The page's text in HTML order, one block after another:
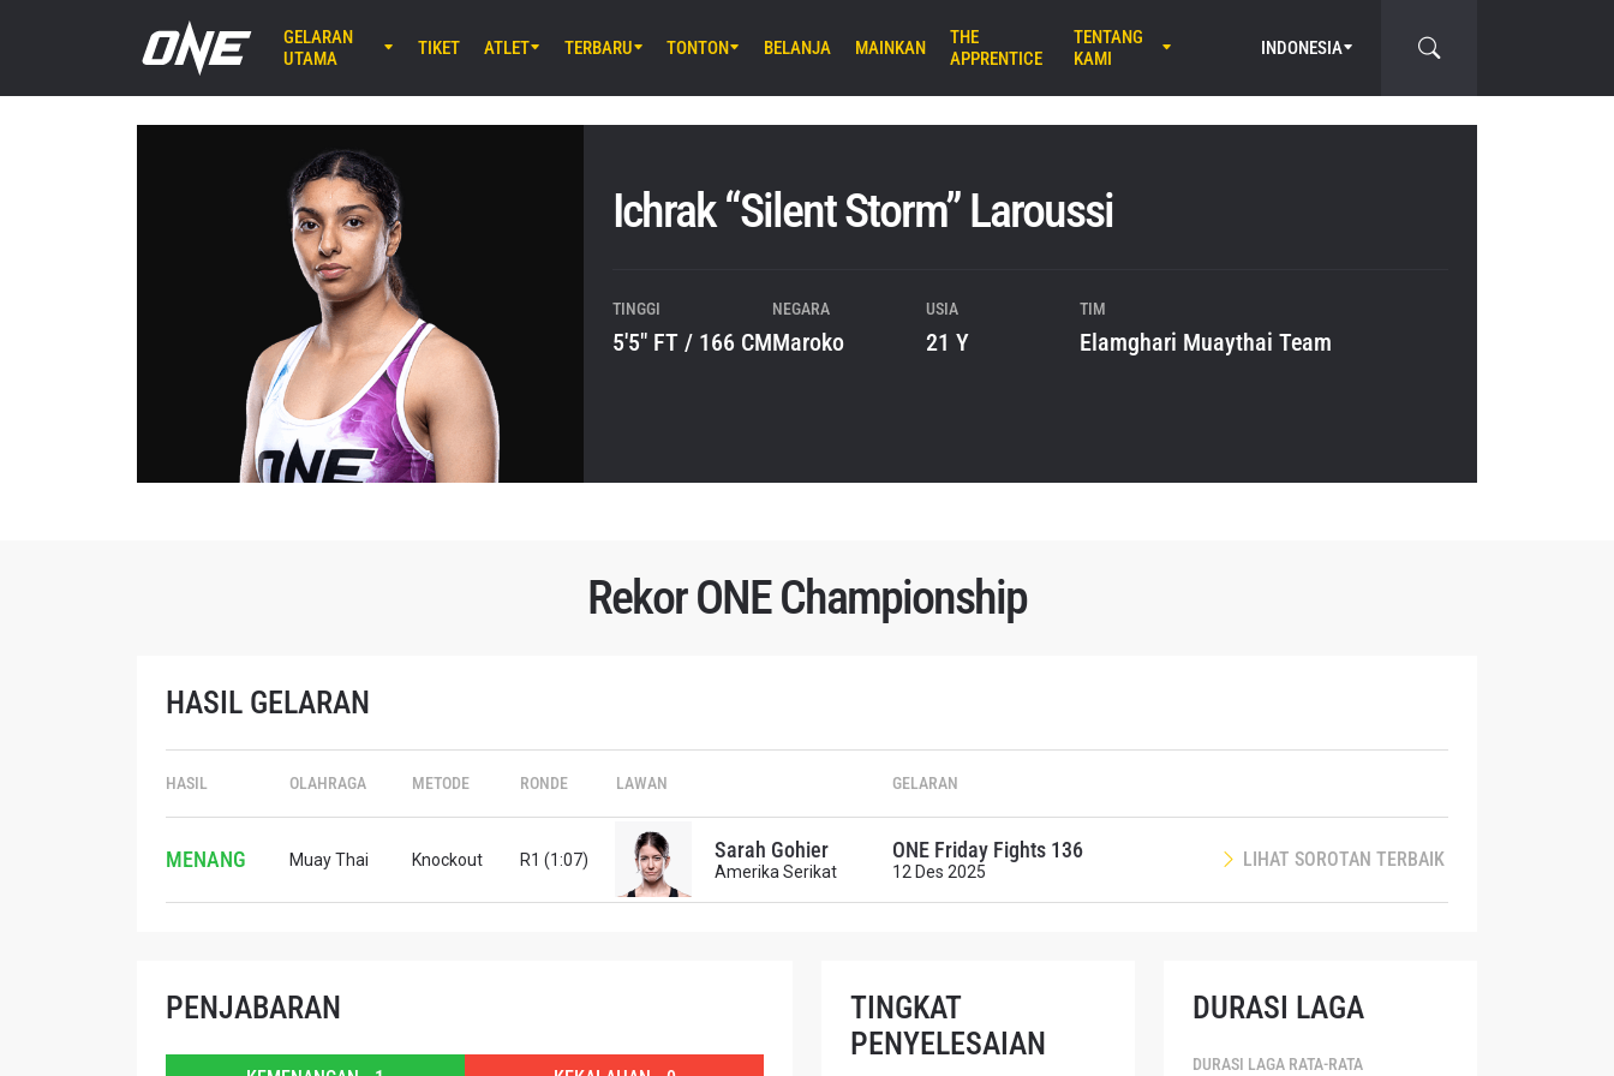
GELARAN
UTAMA
Lumpinee Stadium, Bangkok
ONE SAMURAI 2
TIKET ATLET TERBARU TONTON BELANJA MAINKAN
THE
APPRENTICE
TENTANG
KAMI
INDONESIA
Ichrak “Silent Storm” Laroussi
TINGGI
5'5" FT / 166 CM
NEGARA
Maroko
USIA
21 Y
TIM
Elamghari Muaythai Team
Rekor ONE Championship
HASIL GELARAN
HASIL OLAHRAGA METODE RONDE LAWAN GELARAN
MENANG Muay Thai Knockout R1 (1:07) Sarah Gohier
Amerika Serikat
ONE Friday Fights 136
12 Des 2025
LIHAT SOROTAN TERBAIK
PENJABARAN
TINGKAT
PENYELESAIAN
DURASI LAGA
DURASI LAGA RATA-RATA
LAWAN
LIHAT SOROTAN TERBAIK
IKUTI PERKEMBANGAN TERBARU
Bawa ONE Championship kemana pun anda pergi! Daftar sekarang untuk mendapat
akses ke berita terbaru, tawaran spesial, dan akses awal untuk kursi terbaik di
gelaran langsung kami.
EMAIL